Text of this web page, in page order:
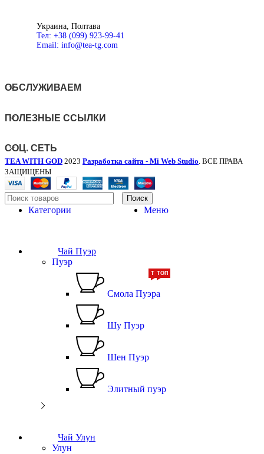
Украина, Полтава
Тел: +38 (099) 923-99-41
Email: info@tea-tg.com
ОБСЛУЖИВАЕМ
ПОЛЕЗНЫЕ ССЫЛКИ
СОЦ. СЕТЬ
TEA WITH GOD 2023 Разработка сайта - Mi Web Studio. ВСЕ ПРАВА
ЗАЩИЩЕНЫ
Поиск
Меню
Категории
Чай Пуэр
Пуэр
Смола Пуэра
ТОП
Шу Пуэр
Шен Пуэр
Элитный пуэр
ТОП
Чай Улун
Улун